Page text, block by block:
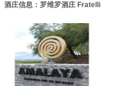
酒庄信息：罗维罗酒庄 Fratelli